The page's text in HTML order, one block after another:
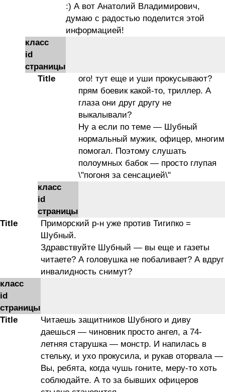
:) А вот Анатолий Владимирович,
думаю с радостью поделится этой
информацией!
класс
id
страницы
Title
ого! тут еще и уши прокусывают?
прям боевик какой-то, триллер. А
глаза они друг другу не
выкалывали?
Ну а если по теме — Шубный
нормальный мужик, офицер, многим
помогал. Поэтому слушать
полоумных бабок — просто глупая
\"погоня за сенсацией\"
класс
id
страницы
Title
Приморский р-н уже против Тигипко =
Шубный.
Здравствуйте Шубный — вы еще и газеты
читаете? А головушка не побаливает? А вдруг
инвалидность снимут?
класс
id
страницы
Title
Читаешь защитников Шубного и диву
даешься — чиновник просто ангел, а 74-
летняя старушка — монстр. И напилась в
стельку, и ухо прокусила, и рукав оторвала —
Вы, ребята, когда чушь гоните, меру-то хоть
соблюдайте. А то за бывших офицеров